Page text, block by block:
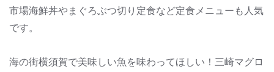
市場海鮮丼やまぐろぶつ切り定食など定食メニューも人気
です。
海の街横須賀で美味しい魚を味わってほしい！三崎マグロ